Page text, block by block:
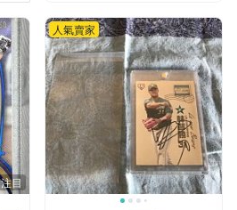
注目
人氣賣家